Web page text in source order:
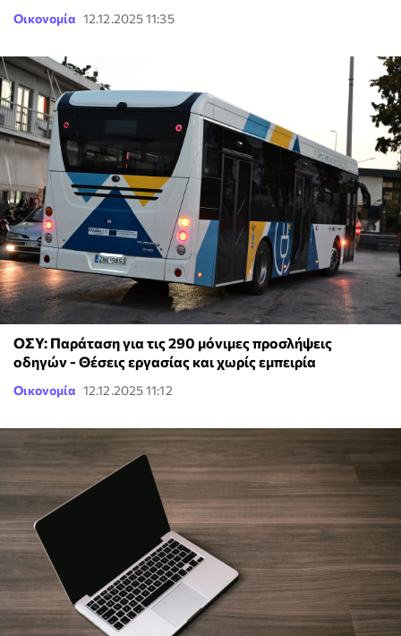
Οικονομία 12.12.2025 11:35
ΟΣΥ: Παράταση για τις 290 μόνιμες προσλήψεις
οδηγών - Θέσεις εργασίας και χωρίς εμπειρία
Οικονομία 12.12.2025 11:12